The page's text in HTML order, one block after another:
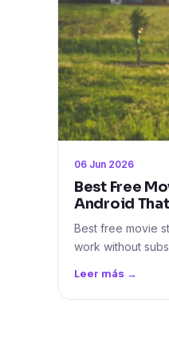
06 Jun 2026
Best Free
Android
Best free movie
work without
Leer más →